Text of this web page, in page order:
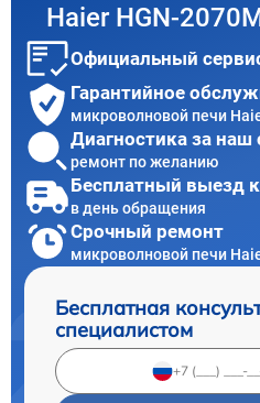
Haier HGN-
Официальный
Гарантийное
микроволновой печи
Диагностика за наш
ремонт по желанию
Бесплатный выезд
в день обращения
Срочный ремонт
микроволновой печи
Бесплатная
специалистом